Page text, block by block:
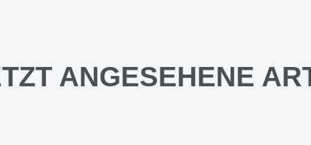
ANGESEHENE